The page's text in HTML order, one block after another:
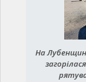
На